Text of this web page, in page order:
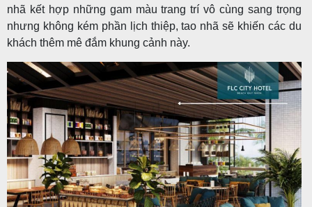
nhã kết hợp những gam màu trang trí vô cùng sang trọng
nhưng không kém phần lịch thiệp, tao nhã sẽ khiến các du
khách thêm mê đắm khung cảnh này.